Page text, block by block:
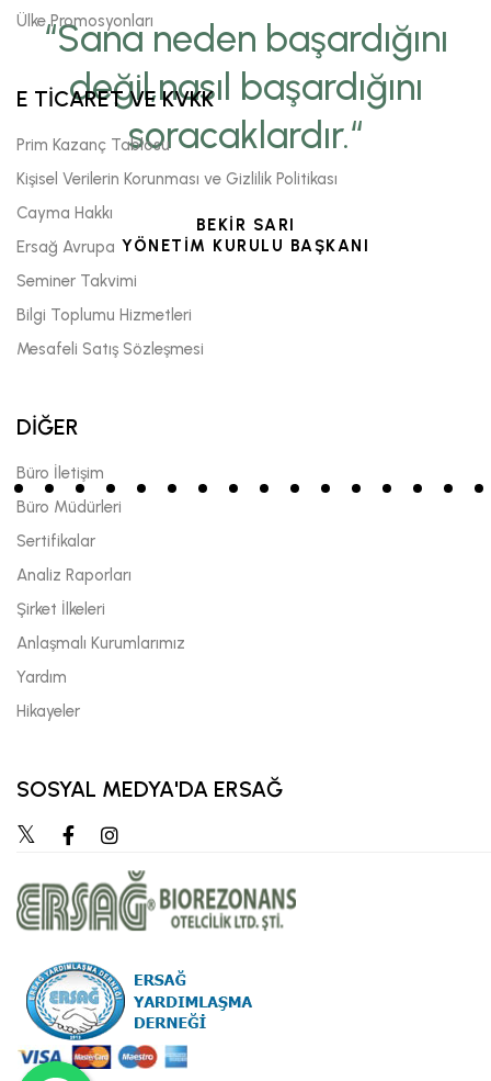
“Sana neden başardığını
değil,nasıl başardığını
soracaklardır.“
BEKİR SARI
YÖNETİM KURULU BAŞKANI
Ülke Promosyonları
E TİCARET VE KVKK
Prim Kazanç Tablosu
Kişisel Verilerin Korunması ve Gizlilik Politikası
Cayma Hakkı
Ersağ Avrupa
Seminer Takvimi
Bilgi Toplumu Hizmetleri
Mesafeli Satış Sözleşmesi
DİĞER
Büro İletişim
Büro Müdürleri
Sertifikalar
Analiz Raporları
Şirket İlkeleri
Anlaşmalı Kurumlarımız
Yardım
Hikayeler
SOSYAL MEDYA'DA ERSAĞ